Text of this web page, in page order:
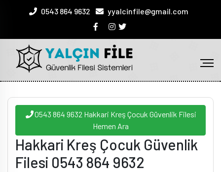
0543 864 9632 yyalcinfile@gmail.com
0543 864 9632 Hakkari Kreş Çocuk Güvenlik Filesi
Hemen Ara
Hakkari Kreş Çocuk Güvenlik
Filesi 0543 864 9632